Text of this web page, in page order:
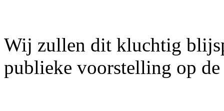
Wij zullen dit kluchtig
publieke voorstelling op